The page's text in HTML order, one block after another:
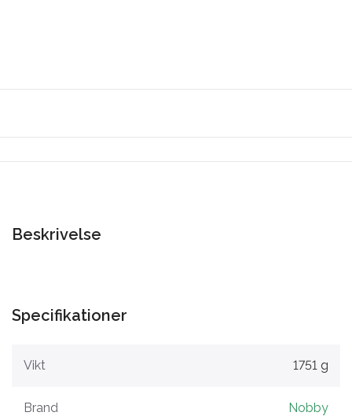
Beskrivelse
Specifikationer
Vikt 1751 g
Brand Nobby